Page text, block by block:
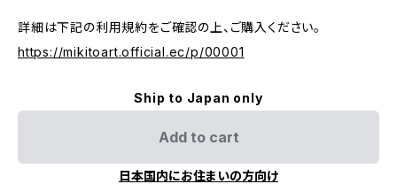
詳細は下記の利用規約をご確認の上、ご購入ください。
https://mikitoart.official.ec/p/00001
Ship to Japan only
Add to cart
日本国内にお住まいの方向け